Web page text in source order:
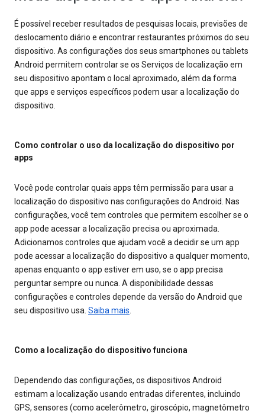
É possível receber resultados de pesquisas locais, previsões de
deslocamento diário e encontrar restaurantes próximos do seu
dispositivo. As configurações dos seus smartphones ou tablets
Android permitem controlar se os Serviços de localização em
seu dispositivo apontam o local aproximado, além da forma
que apps e serviços específicos podem usar a localização do
dispositivo.
Como controlar o uso da localização do dispositivo por
apps
Você pode controlar quais apps têm permissão para usar a
localização do dispositivo nas configurações do Android. Nas
configurações, você tem controles que permitem escolher se o
app pode acessar a localização precisa ou aproximada.
Adicionamos controles que ajudam você a decidir se um app
pode acessar a localização do dispositivo a qualquer momento,
apenas enquanto o app estiver em uso, se o app precisa
perguntar sempre ou nunca. A disponibilidade dessas
configurações e controles depende da versão do Android que
seu dispositivo usa. Saiba mais
Como a localização do dispositivo funciona
Dependendo das configurações, os dispositivos Android
estimam a localização usando entradas diferentes, incluindo
GPS, sensores (como acelerômetro, giroscópio, magnetômetro